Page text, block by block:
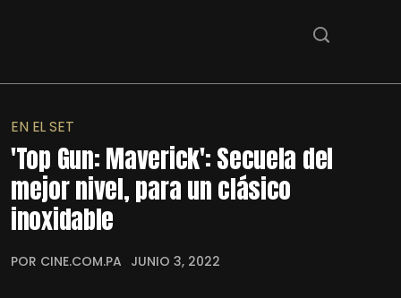
EN EL SET
'Top Gun: Maverick': Secuela del
mejor nivel, para un clásico
inoxidable
POR CINE.COM.PA JUNIO 3, 2022